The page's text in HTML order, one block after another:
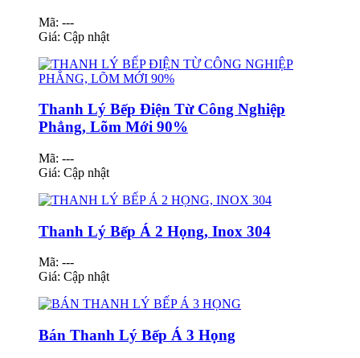
Mã: ---
Giá: Cập nhật
Thanh Lý Bếp Điện Từ Công Nghiệp
Phẳng, Lõm Mới 90%
Mã: ---
Giá: Cập nhật
Thanh Lý Bếp Á 2 Họng, Inox 304
Mã: ---
Giá: Cập nhật
Bán Thanh Lý Bếp Á 3 Họng